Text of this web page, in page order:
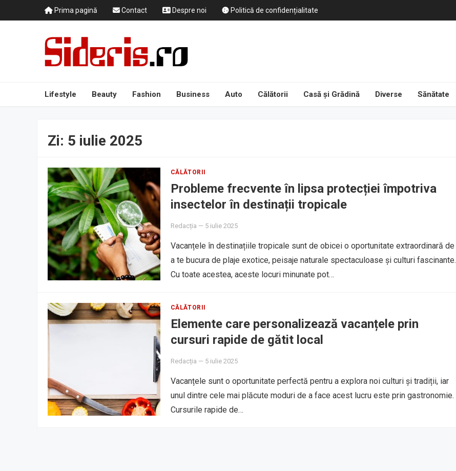
Prima pagină Contact Despre noi Politică de confidențialitate
Lifestyle Beauty Fashion Business Auto Călătorii Casă și Grădină Diverse Sănătate
Zi: 5 iulie 2025
CĂLĂTORII
Probleme frecvente în lipsa protecției împotriva
insectelor în destinații tropicale
Redacția — 5 iulie 2025
Vacanțele în destinațiile tropicale sunt de obicei o oportunitate extraordinară de
a te bucura de plaje exotice, peisaje naturale spectaculoase și culturi fascinante.
Cu toate acestea, aceste locuri minunate pot…
CĂLĂTORII
Elemente care personalizează vacanțele prin
cursuri rapide de gătit local
Redacția — 5 iulie 2025
Vacanțele sunt o oportunitate perfectă pentru a explora noi culturi și tradiții, iar
unul dintre cele mai plăcute moduri de a face acest lucru este prin gastronomie.
Cursurile rapide de…